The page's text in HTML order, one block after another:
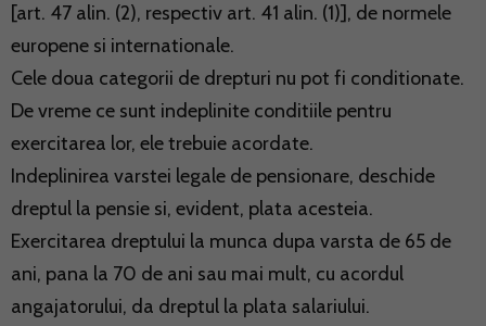
[art. 47 alin. (2), respectiv art. 41 alin. (1)], de normele
europene si internationale.
Cele doua categorii de drepturi nu pot fi conditionate.
De vreme ce sunt indeplinite conditiile pentru
exercitarea lor, ele trebuie acordate.
Indeplinirea varstei legale de pensionare, deschide
dreptul la pensie si, evident, plata acesteia.
Exercitarea dreptului la munca dupa varsta de 65 de
ani, pana la 70 de ani sau mai mult, cu acordul
angajatorului, da dreptul la plata salariului.